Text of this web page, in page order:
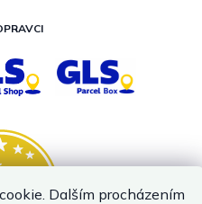
Dalším procházením